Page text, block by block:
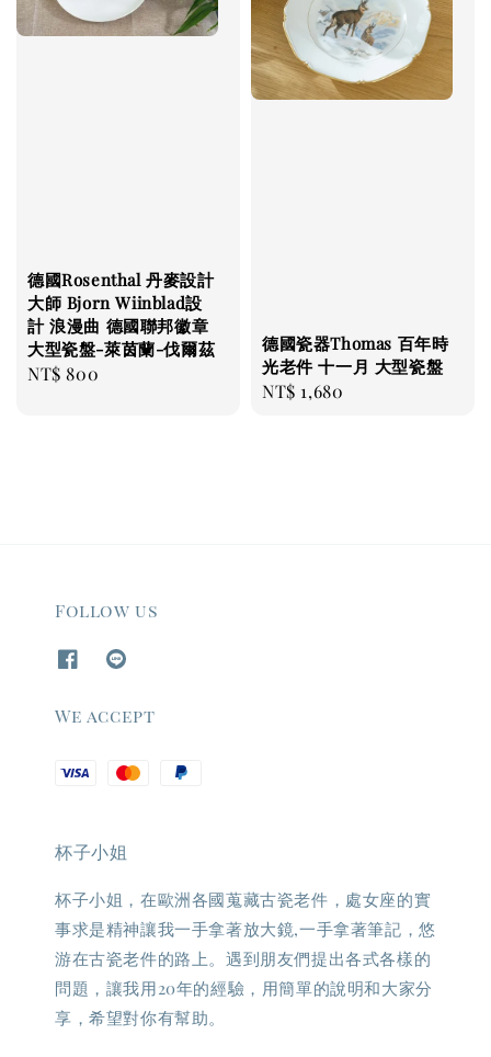
德國Rosenthal 丹麥設計
大師 Bjorn Wiinblad設
計 浪漫曲 德國聯邦徽章
大型瓷盤-萊茵蘭-伐爾茲
Regular
NT$ 800
德國瓷器Thomas 百年時
光老件 十一月 大型瓷盤
Regular
NT$ 1,680
Follow us
We accept
杯子小姐
杯子小姐，在歐洲各國蒐藏古瓷老件，處女座的實
事求是精神讓我一手拿著放大鏡,一手拿著筆記，悠
游在古瓷老件的路上。遇到朋友們提出各式各樣的
問題，讓我用20年的經驗，用簡單的說明和大家分
享，希望對你有幫助。